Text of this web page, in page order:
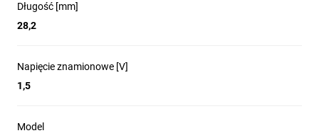
Długość [mm]
28,2
Napięcie znamionowe [V]
1,5
Model